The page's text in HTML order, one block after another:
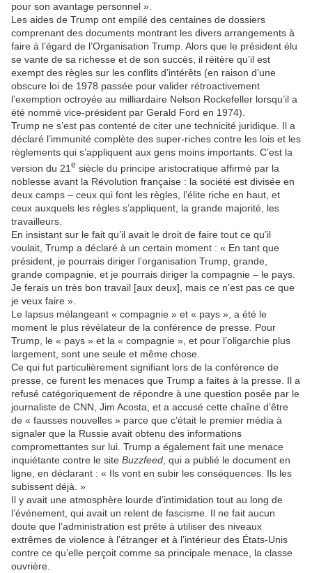
pour son avantage personnel ».
Les aides de Trump ont empilé des centaines de dossiers
comprenant des documents montrant les divers arrangements à
faire à l’égard de l’Organisation Trump. Alors que le président élu
se vante de sa richesse et de son succès, il réitère qu’il est
exempt des règles sur les conflits d’intérêts (en raison d’une
obscure loi de 1978 passée pour valider rétroactivement
l’exemption octroyée au milliardaire Nelson Rockefeller lorsqu’il a
été nommé vice-président par Gerald Ford en 1974).
Trump ne s’est pas contenté de citer une technicité juridique. Il a
déclaré l’immunité complète des super-riches contre les lois et les
règlements qui s’appliquent aux gens moins importants. C’est la
version du 21 e siècle du principe aristocratique affirmé par la
noblesse avant la Révolution française : la société est divisée en
deux camps – ceux qui font les règles, l’élite riche en haut, et
ceux auxquels les règles s’appliquent, la grande majorité, les
travailleurs.
En insistant sur le fait qu’il avait le droit de faire tout ce qu’il
voulait, Trump a déclaré à un certain moment : « En tant que
président, je pourrais diriger l’organisation Trump, grande,
grande compagnie, et je pourrais diriger la compagnie – le pays.
Je ferais un très bon travail [aux deux], mais ce n’est pas ce que
je veux faire ».
Le lapsus mélangeant « compagnie » et « pays », a été le
moment le plus révélateur de la conférence de presse. Pour
Trump, le « pays » et la « compagnie », et pour l’oligarchie plus
largement, sont une seule et même chose.
Ce qui fut particulièrement signifiant lors de la conférence de
presse, ce furent les menaces que Trump a faites à la presse. Il a
refusé catégoriquement de répondre à une question posée par le
journaliste de CNN, Jim Acosta, et a accusé cette chaîne d’être
de « fausses nouvelles » parce que c’était le premier média à
signaler que la Russie avait obtenu des informations
compromettantes sur lui. Trump a également fait une menace
inquiétante contre le site Buzzfeed , qui a publié le document en
ligne, en déclarant : « Ils vont en subir les conséquences. Ils les
subissent déjà. »
Il y avait une atmosphère lourde d’intimidation tout au long de
l’événement, qui avait un relent de fascisme. Il ne fait aucun
doute que l’administration est prête à utiliser des niveaux
extrêmes de violence à l’étranger et à l’intérieur des États-Unis
contre ce qu’elle perçoit comme sa principale menace, la classe
ouvrière.